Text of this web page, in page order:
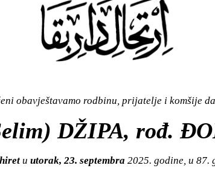
obavještavamo rodbinu, prijatelje i komšije
DŽIPA, rođ.
u utorak, 23. septembra 2025. godine, u 87.